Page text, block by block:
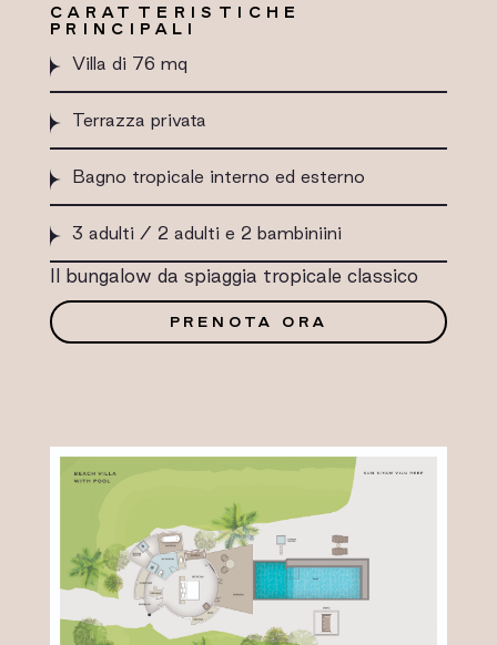
CARATTERISTICHE
PRINCIPALI
Villa di 76 mq
Terrazza privata
Bagno tropicale interno ed esterno
3 adulti / 2 adulti e 2 bambiniini
Il bungalow da spiaggia tropicale classico
PRENOTA ORA